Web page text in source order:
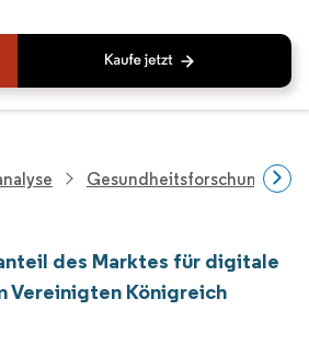
Gesundheitsforschung
des Marktes für digitale
Vereinigten Königreich